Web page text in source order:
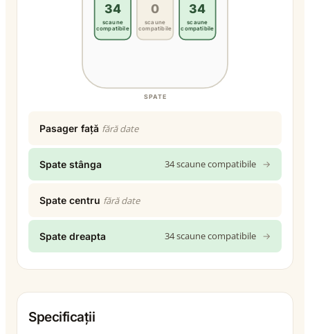
SPATE
34
scaune
compatibile
0
scaune
compatibile
34
scaune
compatibile
Pasager față fără date
Spate stânga 34 scaune compatibile →
Spate centru fără date
Spate dreapta 34 scaune compatibile →
Specificații